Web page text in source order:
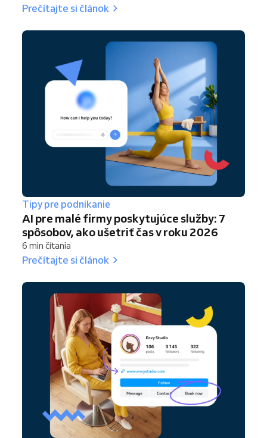
Prečítajte si článok
Tipy pre podnikanie
AI pre malé firmy poskytujúce služby: 7
spôsobov, ako ušetriť čas v roku 2026
6 min čítania
Prečítajte si článok